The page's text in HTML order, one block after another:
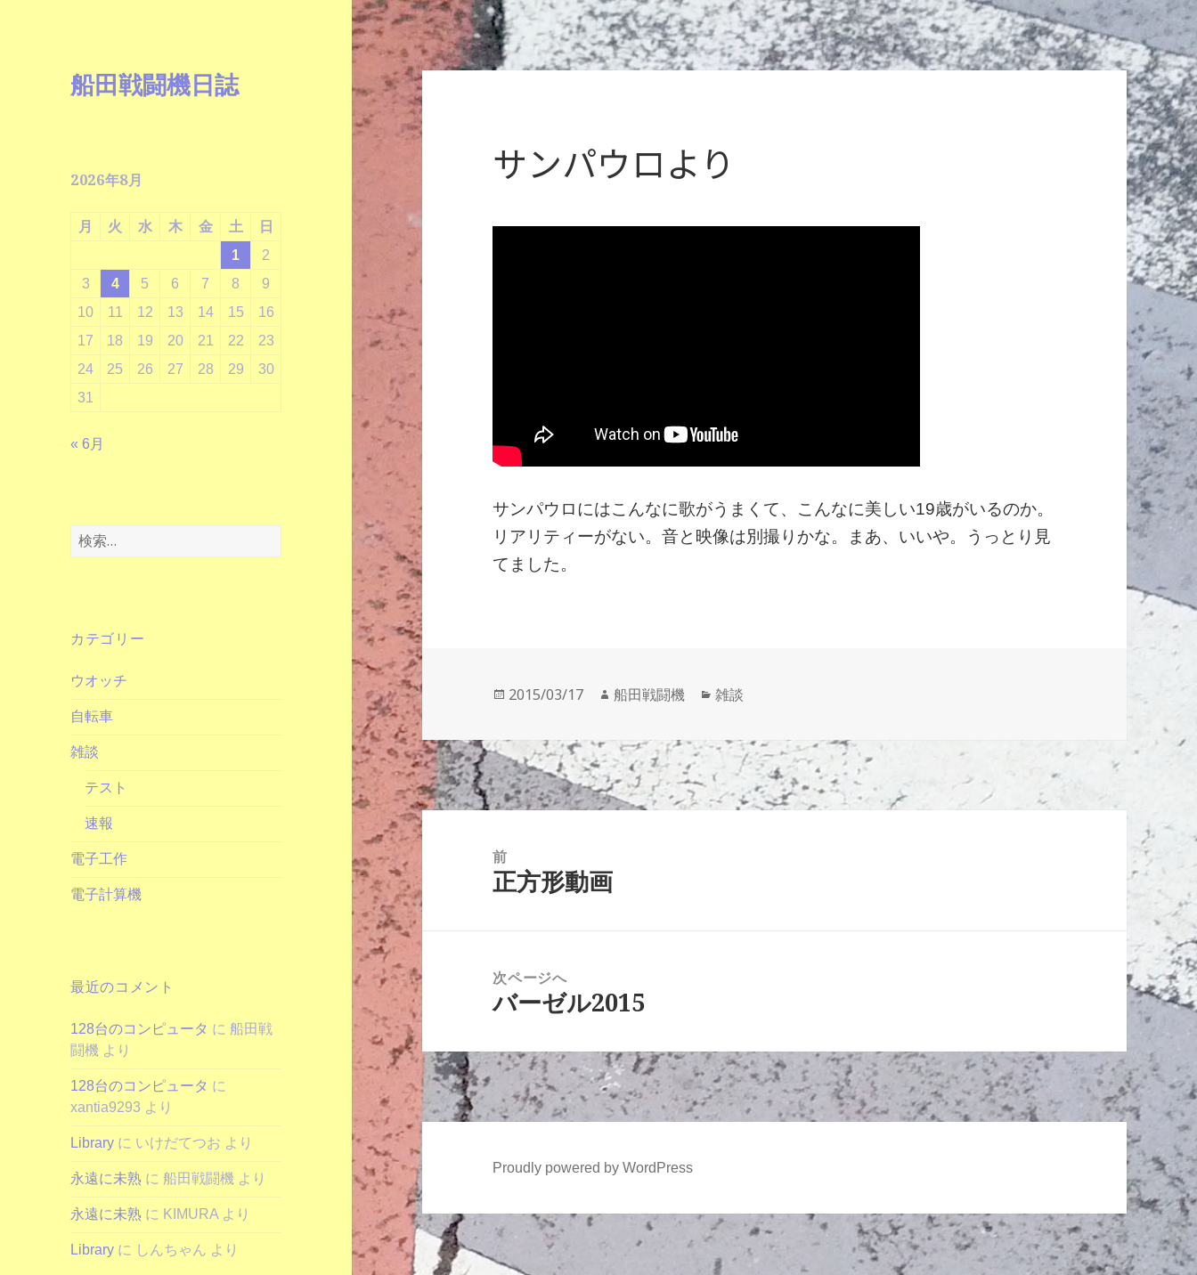
船田戦闘機日誌
2026年8月
月 火 水 木 金 土
日
1
2
3
4 5 6 7 8
9
10
11 12 13 14 15
16
17
18 19 20 21 22
23
24
25 26 27 28 29
30
31
« 6月
検
索:
カテゴリー
ウオッチ
自転車
雑談
テスト
速報
電子工作
電子計算機
最近のコメント
128台のコンピュータ に船田戦
闘機 より
128台のコンピュータ に
xantia9293 より
Library に いけだてつお より
永遠に未熟 に船田戦闘機 より
永遠に未熟 に KIMURA より
Library に しんちゃん より
サンパウロより
サンパウロにはこんなに歌がうまくて、こんなに美しい19歳がいるのか。
リアリティーがない。音と映像は別撮りかな。まあ、いいや。うっとり見
てました。
投
日:
2015/03/17
作
者
船田戦闘機
カ
ゴ
リ
ー
雑談
投
ビ
シ
ン
前
前
正方形動画
次ページへ
次
投
バーゼル2015
Proudly powered by WordPress